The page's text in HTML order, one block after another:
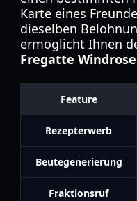
Karte eines
dieselben
ermöglicht Ihnen
Fregatte
Feature
Rezepterwerb
Beutegenerierung
Fraktionsruf